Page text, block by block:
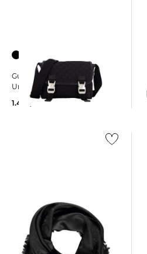
Gucci | Herren
Umhängetasche
1.450,00 €